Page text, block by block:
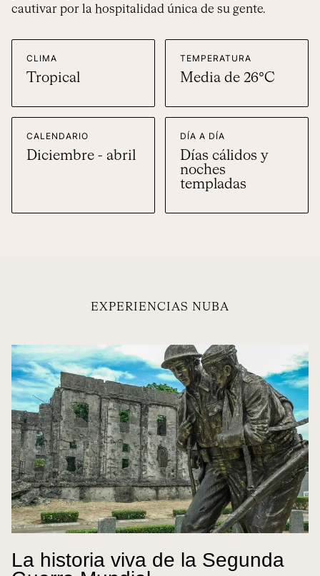
cautivar por la hospitalidad única de su gente.
CLIMA
Tropical
TEMPERATURA
Media de 26°C
CALENDARIO
Diciembre - abril
DÍA A DÍA
Días cálidos y
noches
templadas
EXPERIENCIAS NUBA
La historia viva de la Segunda